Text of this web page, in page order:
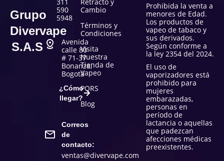
Grupo
Divervape
S.A.S
311
590
5948
Avenida
calle 80
# 71-37
Bonanza,
Bogotá
¿Cómo
llegar?
Correos
de
contacto:
ventas@divervape.com
Retracto y
Cambio
Términos y
Condiciones
Visita
Nuestra
Tienda de
Vapeo
PQRS
Blog
Prohibida la venta a
menores de Edad.
Los productos de
vapeo de tabaco y
sus derivados.
Según conforme a
la ley 2354 del 2024.
El uso de
vaporizadores está
prohibido para
mujeres
embarazadas,
personas en
período de
lactancia o aquellas
que padezcan
afecciones médicas
preexistentes.